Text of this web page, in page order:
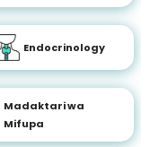
Endocrinology
Madaktari wa
Mifupa